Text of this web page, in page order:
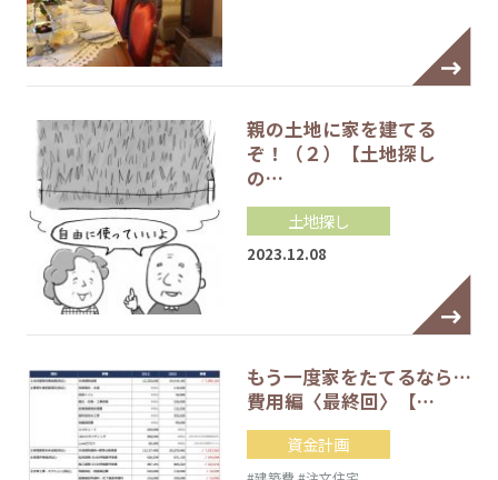
親の土地に家を建てる
ぞ！（２）【土地探し
の…
土地探し
2023.12.08
もう一度家をたてるなら…
費用編〈最終回〉【…
資金計画